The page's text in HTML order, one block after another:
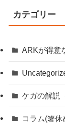
カテゴリー
ARKが得意
ケガの解説
コラム(箸